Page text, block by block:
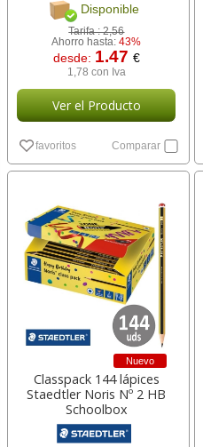
Disponible
Tarifa :2,56
Ahorro hasta:43%
desde: 1.47 €
1,78 con Iva
Ver el Producto
favoritos Comparar
Nuevo
Classpack 144 lápices
Staedtler Noris Nº 2 HB
Schoolbox